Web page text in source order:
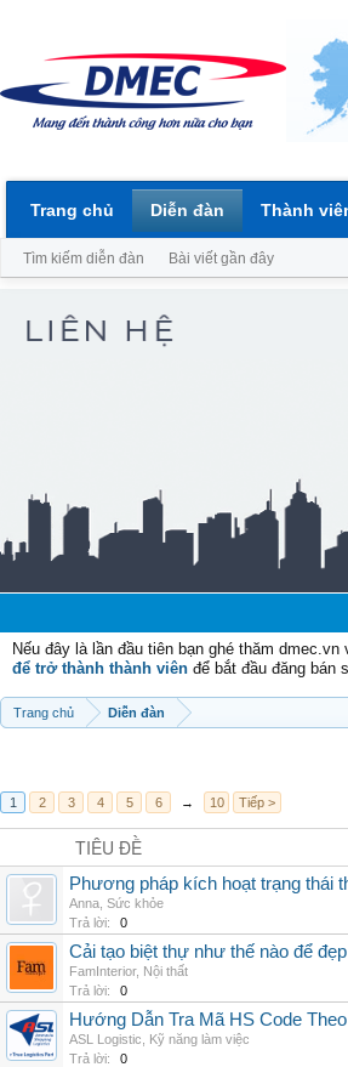
Nếu đây là lần đầu tiên bạn ghé thăm
để trở thành thành viên để bắt đầu đăng bán
Trang chủ Diễn đàn
1 2 3 4 5 6 → 10 Tiếp >
TIÊU ĐỀ
Phương pháp kích hoạt trạng thái
Anna Sức khỏe
Trả lời:
0
Cải tạo biệt thự như thế nào để
FamInterior, Nội thất
Trả lời:
0
Hướng Dẫn Tra Mã HS Code
ASL Logistic
Kỹ năng làm việc
Trả lời:
0
Trang chủ Diễn đàn
Tìm kiếm diễn đàn Bài viết gần đây
Thành